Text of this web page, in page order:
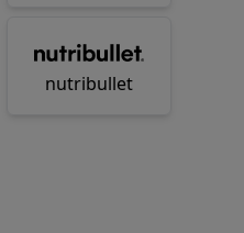
nutribullet